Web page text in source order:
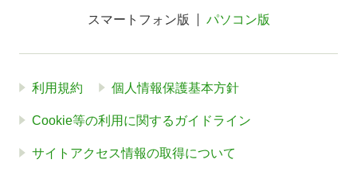
スマートフォン版 パソコン版
利用規約 個人情報保護基本方針
Cookie等の利用に関するガイドライン
サイトアクセス情報の取得について